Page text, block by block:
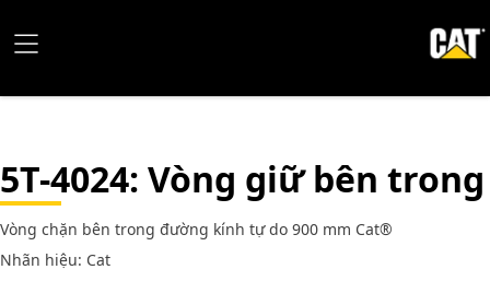
5T-4024: Vòng giữ bên trong
Vòng chặn bên trong đường kính tự do 900 mm Cat®
Nhãn hiệu: Cat